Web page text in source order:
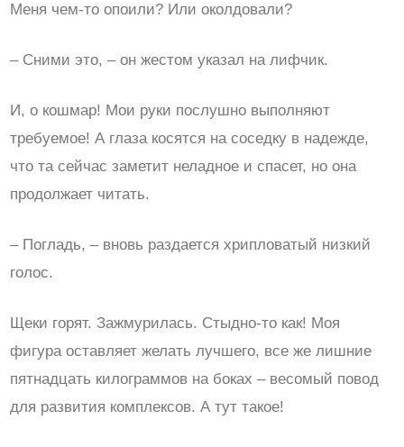
Меня чем-то опоили? Или околдовали?
– Сними это, – он жестом указал на лифчик.
И, о кошмар! Мои руки послушно выполняют
требуемое! А глаза косятся на соседку в надежде,
что та сейчас заметит неладное и спасет, но она
продолжает читать.
– Погладь, – вновь раздается хрипловатый низкий
голос.
Щеки горят. Зажмурилась. Стыдно-то как! Моя
фигура оставляет желать лучшего, все же лишние
пятнадцать килограммов на боках – весомый повод
для развития комплексов. А тут такое!